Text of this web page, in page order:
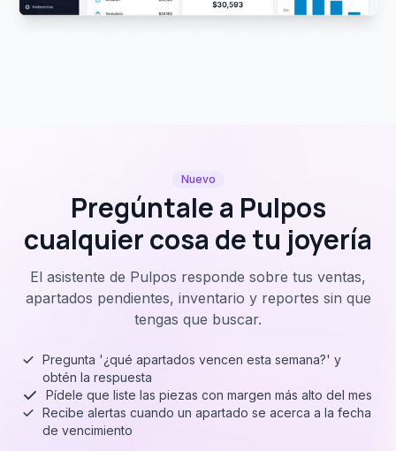
Nuevo
Pregúntale a Pulpos
cualquier cosa de tu joyería
El asistente de Pulpos responde sobre tus ventas,
apartados pendientes, inventario y reportes sin que
tengas que buscar.
Pregunta '¿qué apartados vencen esta semana?' y
obtén la respuesta
Pídele que liste las piezas con margen más alto del mes
Recibe alertas cuando un apartado se acerca a la fecha
de vencimiento